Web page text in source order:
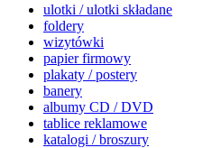
ulotki / ulotki składane
foldery
wizytówki
papier firmowy
plakaty / postery
banery
albumy CD / DVD
tablice reklamowe
katalogi / broszury